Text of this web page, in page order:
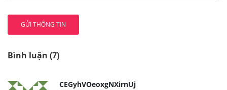
GỬI THÔNG TIN
Bình luận (7)
CEGyhVOeoxgNXirnUj